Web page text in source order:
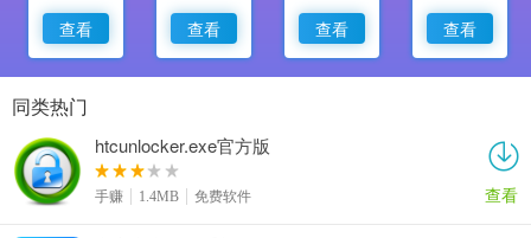
查看
查看
查看
查看
同类热门
htcunlocker.exe官方版
手赚 1.4MB 免费软件 查看